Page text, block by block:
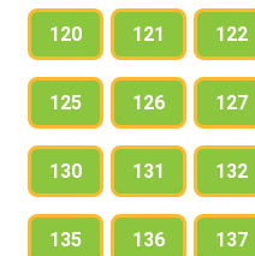
120 121 122
125 126 127
130 131 132
135 136 137